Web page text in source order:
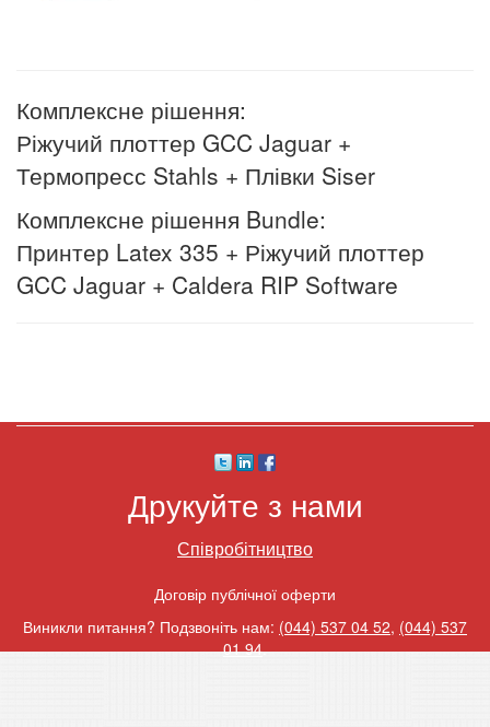
Комплексне рішення:
Ріжучий плоттер GCC Jaguar +
Термопресс Stahls + Плівки Siser
Комплексне рішення Bundle:
Принтер Latex 335 + Ріжучий плоттер
GCC Jaguar + Caldera RIP Software
Друкуйте з нами
Співробітництво
Договір публічної оферти
Виникли питання? Подзвоніть нам: (044) 537 04 52, (044) 537
01 94.